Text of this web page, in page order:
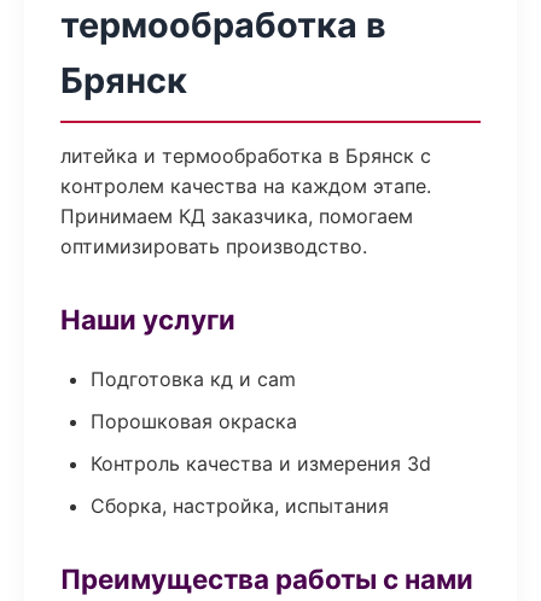
термообработка в
Брянск
литейка и термообработка в Брянск с
контролем качества на каждом этапе.
Принимаем КД заказчика, помогаем
оптимизировать производство.
Наши услуги
Подготовка кд и cam
Порошковая окраска
Контроль качества и измерения 3d
Сборка, настройка, испытания
Преимущества работы с нами